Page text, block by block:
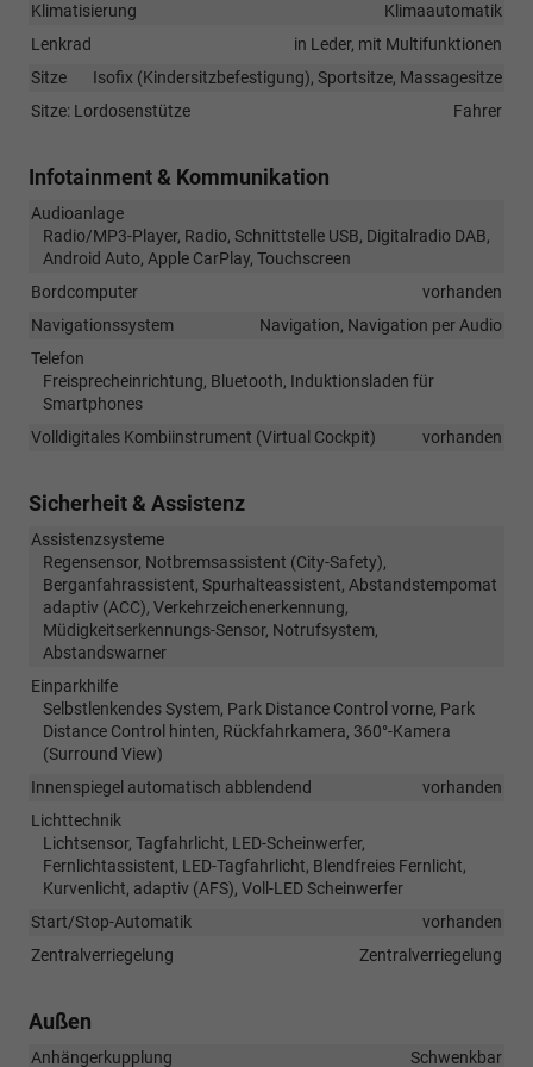
Klimatisierung
Klimaautomatik
Lenkrad
in Leder, mit Multifunktionen
Sitze
Isofix (Kindersitzbefestigung), Sportsitze, Massagesitze
Sitze: Lordosenstütze
Fahrer
Infotainment & Kommunikation
Audioanlage
Radio/MP3-Player, Radio, Schnittstelle USB, Digitalradio DAB,
Android Auto, Apple CarPlay, Touchscreen
Bordcomputer
vorhanden
Navigationssystem
Navigation, Navigation per Audio
Telefon
Freisprecheinrichtung, Bluetooth, Induktionsladen für
Smartphones
Volldigitales Kombiinstrument (Virtual Cockpit)
vorhanden
Sicherheit & Assistenz
Assistenzsysteme
Regensensor, Notbremsassistent (City-Safety),
Berganfahrassistent, Spurhalteassistent, Abstandstempomat
adaptiv (ACC), Verkehrzeichenerkennung,
Müdigkeitserkennungs-Sensor, Notrufsystem,
Abstandswarner
Einparkhilfe
Selbstlenkendes System, Park Distance Control vorne, Park
Distance Control hinten, Rückfahrkamera, 360°-Kamera
(Surround View)
Innenspiegel automatisch abblendend
vorhanden
Lichttechnik
Lichtsensor, Tagfahrlicht, LED-Scheinwerfer,
Fernlichtassistent, LED-Tagfahrlicht, Blendfreies Fernlicht,
Kurvenlicht, adaptiv (AFS), Voll-LED Scheinwerfer
Start/Stop-Automatik
vorhanden
Zentralverriegelung
Zentralverriegelung
Außen
Anhängerkupplung Schwenkbar